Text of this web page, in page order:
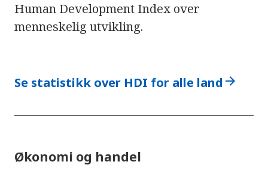
Human Development Index over
menneskelig utvikling.
Se statistikk over HDI for alle land arrow_forward
Økonomi og handel